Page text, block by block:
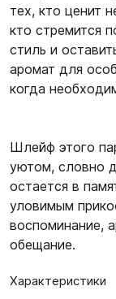
тех, кто ценит
кто стремится
стиль и
аромат для
когда
Шлейф этого
уютом, словно
остается в
уловимым
воспоминание,
обещание.
Характеристики